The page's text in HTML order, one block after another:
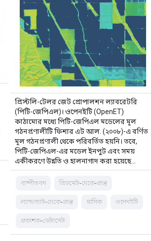
প্রিস্টলি-টেলর জেট প্রোপালশন ল্যাবরেটরি
(পিটি-জেপিএল)। ওপেনইটি (OpenET)
কাঠামোর মধ্যে পিটি-জেপিএল মডেলের মূল
গঠনপ্রণালীটি ফিশার এট আল. (২০০৮)-এ বর্ণিত
মূল গঠনপ্রণালী থেকে পরিবর্তিত হয়নি। তবে,
পিটি-জেপিএল-এর মডেল ইনপুট এবং সময়
একীকরণে উন্নতি ও হালনাগাদ করা হয়েছে…
বাষ্পীভবন গ্রিডমেট-থেকে-প্রাপ্ত
ল্যান্ডস্যাট-থেকে-প্রাপ্ত মাসিক ওপেনইটি
প্রকাশক-ডেটাসেট